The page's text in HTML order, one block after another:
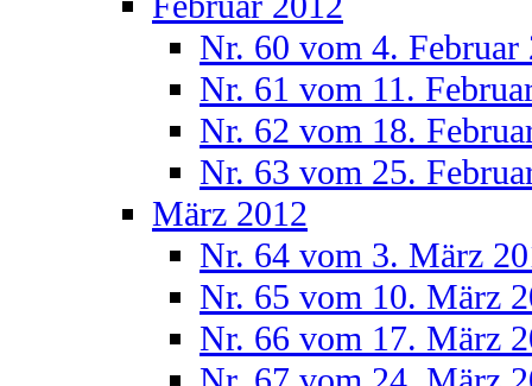
Nr. 60 vom 4. Februar
Nr. 61 vom 11.
Nr. 62 vom 18.
Nr. 63 vom 25.
März 2012
Nr. 64 vom 3. März
Nr. 65 vom 10. März
Nr. 66 vom 17. März